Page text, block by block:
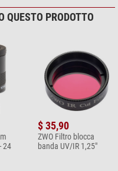
Omegon Correttore di
. QUESTO PRODOTTO
24
$ 35,90
ZWO Filtro blocca
banda UV/IR 1,25"